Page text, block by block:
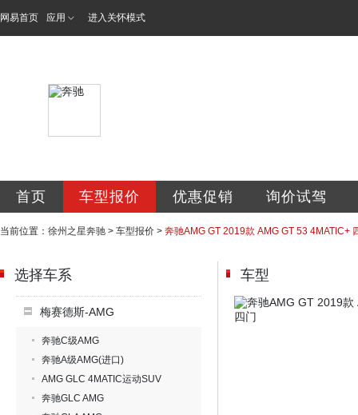
网易首页 应用 进入关怀模式
首页 车型报价 优惠促销 询价试驾
当前位置： 徐州之星奔驰 > 车型报价 > 奔驰AMG GT 2019款 AMG GT 53 4MATIC+
选择车系
梅赛德斯-AMG
奔驰C级AMG
奔驰A级AMG(进口)
AMG GLC 4MATIC运动SUV
奔驰GLC AMG
车型